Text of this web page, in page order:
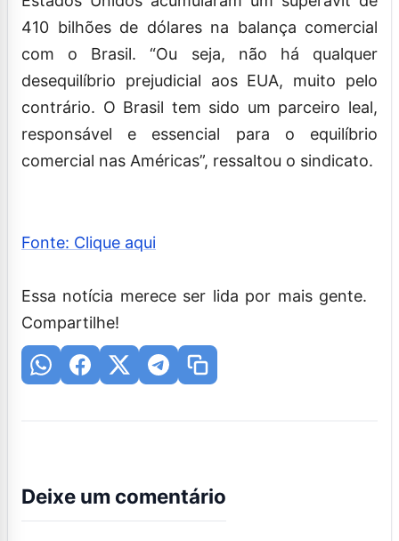
410 bilhões de dólares na balança comercial
com o Brasil. “Ou seja, não há qualquer
desequilíbrio prejudicial aos EUA, muito pelo
contrário. O Brasil tem sido um parceiro leal,
responsável e essencial para o equilíbrio
comercial nas Américas”, ressaltou o sindicato.
Fonte: Clique aqui
Essa notícia merece ser lida por mais gente.
Compartilhe!
Deixe um comentário